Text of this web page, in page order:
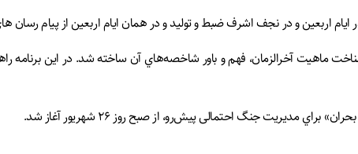
اربعين و در نجف اشرف ضبط و تولید و در همان ایام اربعین از پیام
ماهيت آخرالزمان، فهم و باور شاخصه‌هاي آن ساخته شد. در این برنامه
جنگ احتمالی پيش‌رو، از صبح روز ۲۶ شهريور آغاز شد.